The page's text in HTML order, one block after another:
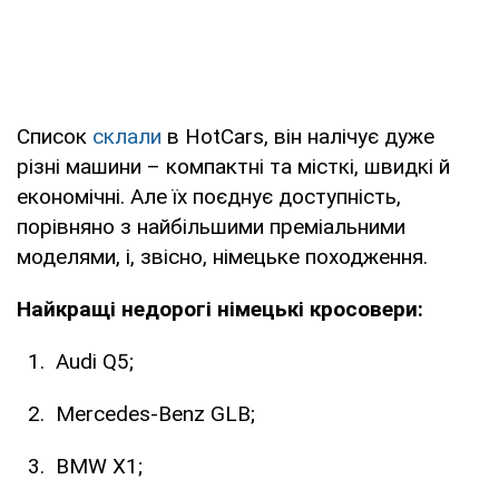
Список склали в HotCars, він налічує дуже
різні машини – компактні та місткі, швидкі й
економічні. Але їх поєднує доступність,
порівняно з найбільшими преміальними
моделями, і, звісно, німецьке походження.
Найкращі недорогі німецькі кросовери:
Audi Q5;
Mercedes-Benz GLB;
BMW X1;